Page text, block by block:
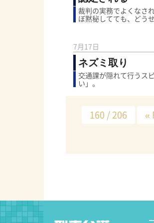
裁判の実務でよくなさ
ぼ黙秘してても、どう
7月17日
ネズミ取り
交通課が隠れて行うス
い」。
160 / 206 «